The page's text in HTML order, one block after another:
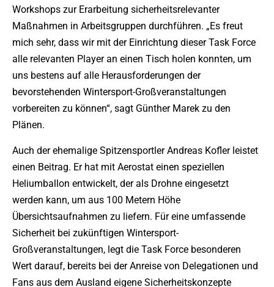
Workshops zur Erarbeitung sicherheitsrelevanter
Maßnahmen in Arbeitsgruppen durchführen. „Es freut
mich sehr, dass wir mit der Einrichtung dieser Task Force
alle relevanten Player an einen Tisch holen konnten, um
uns bestens auf alle Herausforderungen der
bevorstehenden Wintersport-Großveranstaltungen
vorbereiten zu können“, sagt Günther Marek zu den
Plänen.
Auch der ehemalige Spitzensportler Andreas Kofler leistet
einen Beitrag. Er hat mit Aerostat einen speziellen
Heliumballon entwickelt, der als Drohne eingesetzt
werden kann, um aus 100 Metern Höhe
Übersichtsaufnahmen zu liefern. Für eine umfassende
Sicherheit bei zukünftigen Wintersport-
Großveranstaltungen, legt die Task Force besonderen
Wert darauf, bereits bei der Anreise von Delegationen und
Fans aus dem Ausland eigene Sicherheitskonzepte